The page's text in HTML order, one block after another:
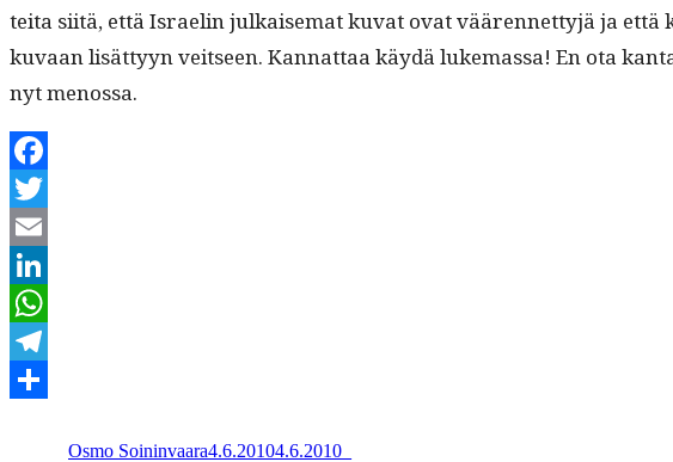
tei­ta siitä, että Israelin julkaise­mat kuvat ovat väären­net­tyjä ja
kuvaan lisät­tyyn veit­seen. Kan­nat­taa käy­dä luke­mas­sa! En ota
nyt menossa.
Facebook
Twitter
Email
LinkedIn
WhatsApp
Telegram
Osmo Soininvaara4.6.20104.6.2010